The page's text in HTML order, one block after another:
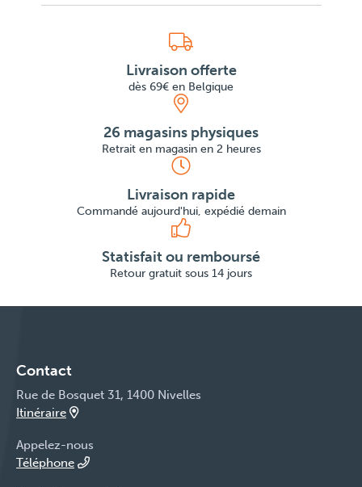
Livraison offerte
dès 69€ en Belgique
26 magasins physiques
Retrait en magasin en 2 heures
Livraison rapide
Commandé aujourd'hui, expédié demain
Statisfait ou remboursé
Retour gratuit sous 14 jours
Contact
Rue de Bosquet 31, 1400 Nivelles
Itinéraire
Appelez-nous
Téléphone